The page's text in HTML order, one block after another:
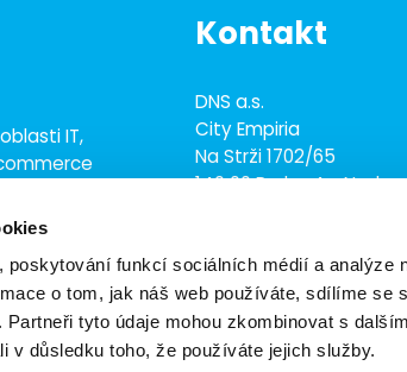
poskytování funkcí sociálních médií a analýze
o tom, jak náš web používáte, sdílíme se
tyto údaje mohou zkombinovat s
v důsledku toho, že používáte jejich služby.
IT,
Kontakt
DNS a.s.
City Empiria
Na Strži 1702/65
140 00 Praha 4 - Nusle
dns@dns.cz